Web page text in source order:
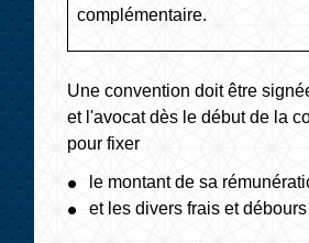
complémentaire.
Une convention doit être
et l'avocat dès le début de la
pour fixer
le montant de sa
et les divers frais et